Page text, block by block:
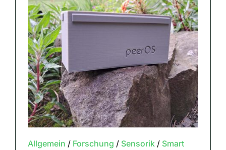
Allgemein / Forschung / Sensorik/ Smart